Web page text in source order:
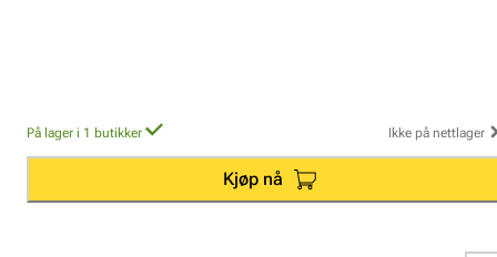
På lager i 1 butikker Ikke på nettlager
Kjøp nå